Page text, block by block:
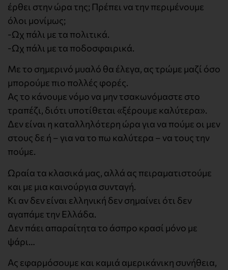
έρθει στην ώρα της; Πρέπει να την περιμένουμε
όλοι μονίμως;
-Ωχ πάλι με τα πολιτικά.
-Ωχ πάλι με τα ποδοσφαιρικά.
Με το σημερινό μυαλό θα έλεγα, ας τρώμε μαζί όσο
μπορούμε πιο πολλές φορές.
Ας το κάνουμε νόμο να μην τσακωνόμαστε στο
τραπέζι, διότι υποτίθεται «ξέρουμε καλύτερα».
Δεν είναι η καταλληλότερη ώρα για να πούμε οι μεν
στους δε ή – για να το πω καλύτερα – να τους την
πούμε.
Ωραία τα κλασικά μας, αλλά ας πειραματιστούμε
και με μια καινούργια συνταγή.
Κι αν δεν είναι ελληνική δεν σημαίνει ότι δεν
αγαπάμε την Ελλάδα.
Δεν πάει απαραίτητα το άσπρο κρασί μόνο με
ψάρι…
Ας εφαρμόσουμε και καμιά αμερικάνικη συνήθεια,